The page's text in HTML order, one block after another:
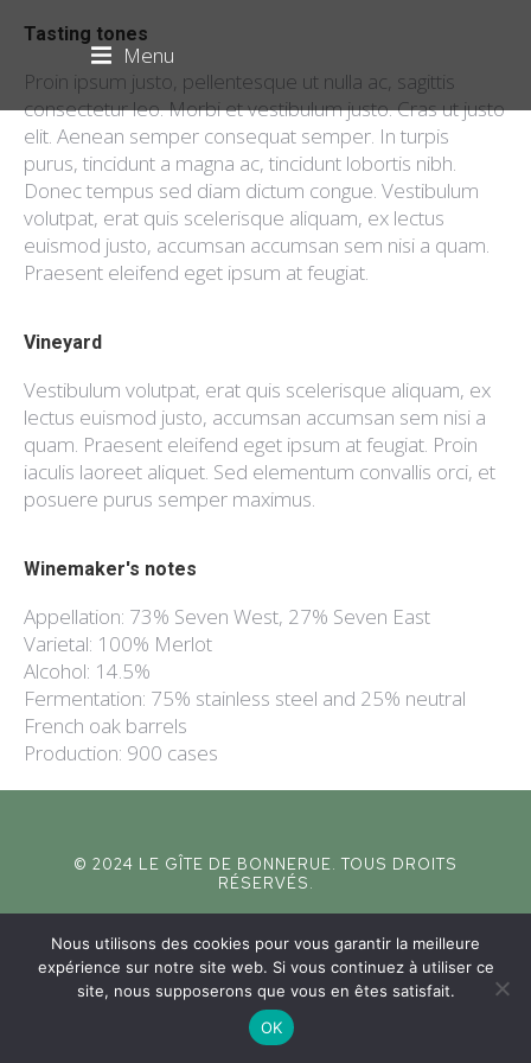
Menu
Tasting tones
Proin ipsum justo, pellentesque ut nulla ac, sagittis
consectetur leo. Morbi et vestibulum justo. Cras ut justo
elit. Aenean semper consequat semper. In turpis
purus, tincidunt a magna ac, tincidunt lobortis nibh.
Donec tempus sed diam dictum congue. Vestibulum
volutpat, erat quis scelerisque aliquam, ex lectus
euismod justo, accumsan accumsan sem nisi a quam.
Praesent eleifend eget ipsum at feugiat.
Vineyard
Vestibulum volutpat, erat quis scelerisque aliquam, ex
lectus euismod justo, accumsan accumsan sem nisi a
quam. Praesent eleifend eget ipsum at feugiat. Proin
iaculis laoreet aliquet. Sed elementum convallis orci, et
posuere purus semper maximus.
Winemaker's notes
Appellation: 73% Seven West, 27% Seven East
Varietal: 100% Merlot
Alcohol: 14.5%
Fermentation: 75% stainless steel and 25% neutral
French oak barrels
Production: 900 cases
© 2024 LE GÎTE DE BONNERUE. TOUS DROITS
RÉSERVÉS.
MENTIONS LÉGALES
Nous utilisons des cookies pour vous garantir la meilleure
expérience sur notre site web. Si vous continuez à utiliser ce
site, nous supposerons que vous en êtes satisfait.
OK